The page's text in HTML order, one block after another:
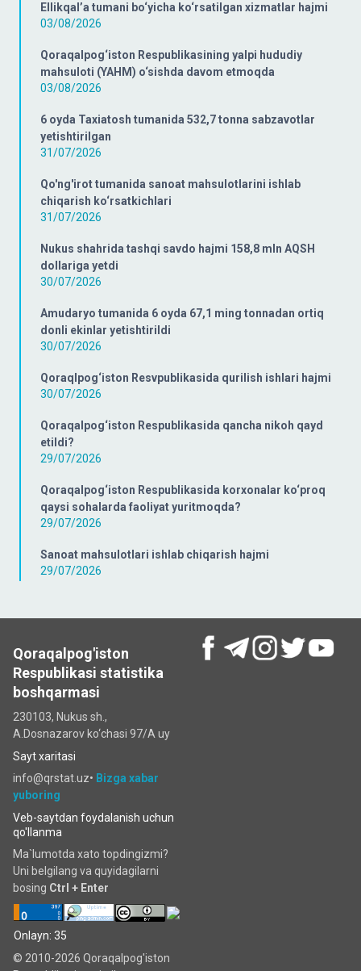
Ellikqal’a tumani bo‘yicha ko‘rsatilgan xizmatlar hajmi
03/08/2026
Qoraqalpog‘iston Respublikasining yalpi hududiy
mahsuloti (YAHM) o‘sishda davom etmoqda
03/08/2026
6 oyda Taxiatosh tumanida 532,7 tonna sabzavotlar
yetishtirilgan
31/07/2026
Qo'ng'irot tumanida sanoat mahsulotlarini ishlab
chiqarish ko‘rsatkichlari
31/07/2026
Nukus shahrida tashqi savdo hajmi 158,8 mln AQSH
dollariga yetdi
30/07/2026
Amudaryo tumanida 6 oyda 67,1 ming tonnadan ortiq
donli ekinlar yetishtirildi
30/07/2026
Qoraqlpog‘iston Resvpublikasida qurilish ishlari hajmi
30/07/2026
Qoraqalpog‘iston Respublikasida qancha nikoh qayd
etildi?
29/07/2026
Qoraqalpog‘iston Respublikasida korxonalar ko‘proq
qaysi sohalarda faoliyat yuritmoqda?
29/07/2026
Sanoat mahsulotlari ishlab chiqarish hajmi
29/07/2026
Qoraqalpog'iston
Respublikasi statistika
boshqarmasi
230103, Nukus sh.,
A.Dosnazarov ko‘chаsi 97/A uy
Sayt xaritasi
info@qrstat.uz• Bizga xabar
yuboring
Veb-saytdan foydalanish uchun
qo'llanma
Ma`lumotda xato topdingizmi?
Uni belgilang va quyidagilarni
bosing Ctrl + Enter
Onlayn: 35
© 2010-2026 Qoraqalpog'iston